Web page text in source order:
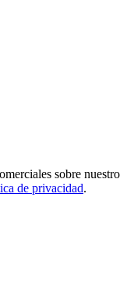
sobre
de privacidad.